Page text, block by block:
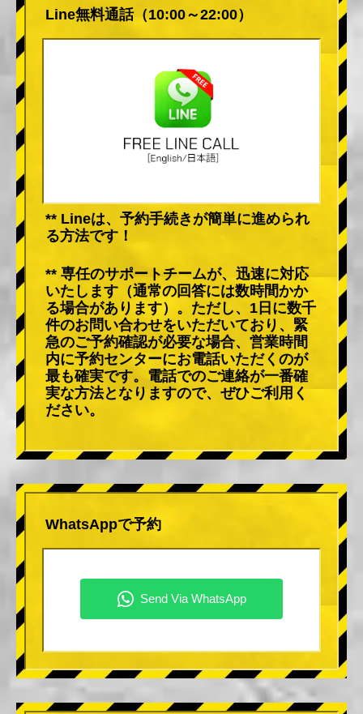
Line無料通話（10:00～22:00）
** Lineは、予約手続きが簡単に進められ
る方法です！
** 専任のサポートチームが、迅速に対応
いたします（通常の回答には数時間かか
る場合があります）。ただし、1日に数千
件のお問い合わせをいただいており、緊
急のご予約確認が必要な場合、営業時間
内に予約センターにお電話いただくのが
最も確実です。電話でのご連絡が一番確
実な方法となりますので、ぜひご利用く
ださい。
WhatsAppで予約